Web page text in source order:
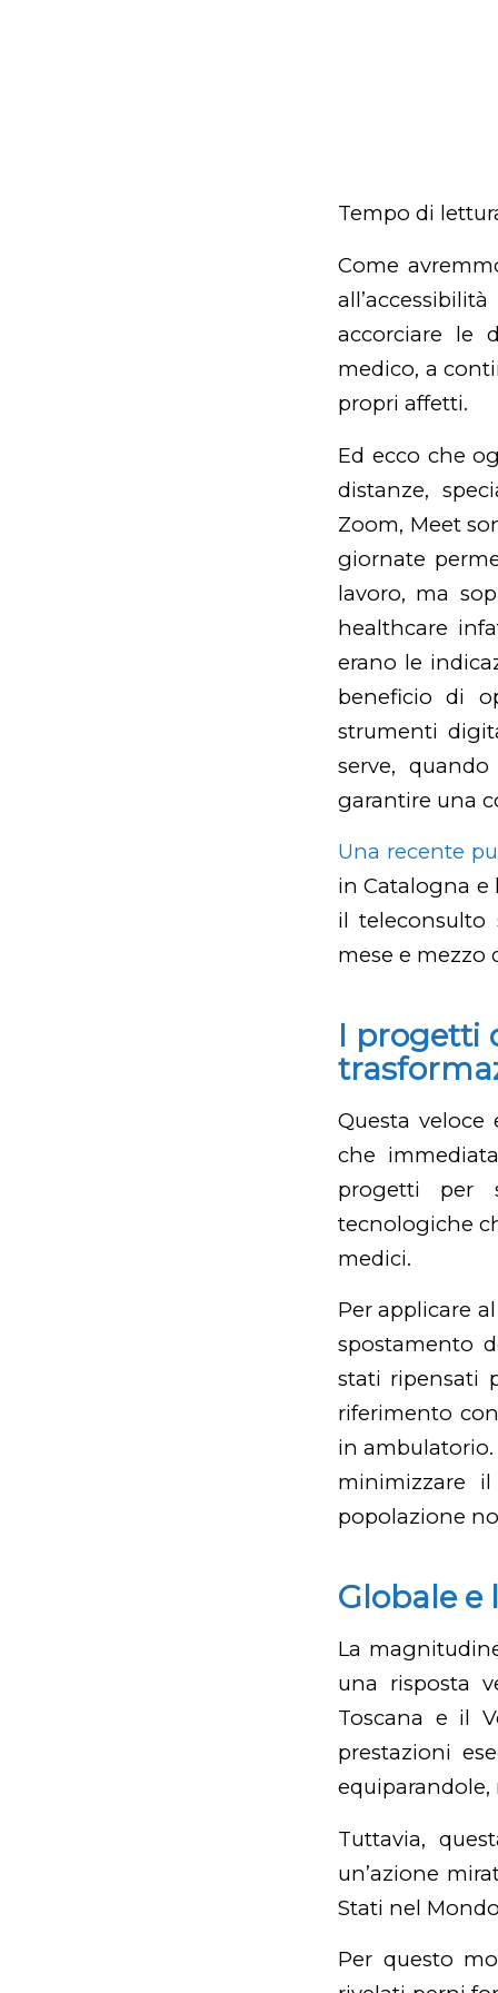
Tempo di
Come
accorciare le
medico, a
propri affetti.
Ed ecco che
distanze,
Zoom, Meet
giornate
lavoro, ma
healthcare
erano le
beneficio di
strumenti
serve,
garantire una
Una recente
in Catalogna e
il
mese e mezzo
I progetti
Questa
che
progetti per
tecnologiche
medici.
Per applicare
spostamento
stati ripensati
riferimento
in
minimizzare
popolazione
Globale
La
una risposta
Toscana e il
prestazioni
Tuttavia,
un’azione
Stati nel
Per questo